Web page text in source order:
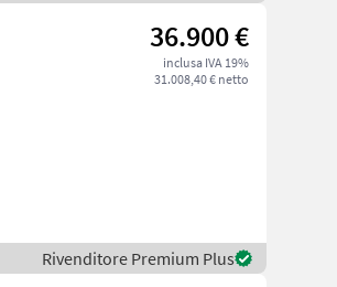
36.900 €
inclusa IVA 19%
31.008,40 € netto
Rivenditore Premium Plus